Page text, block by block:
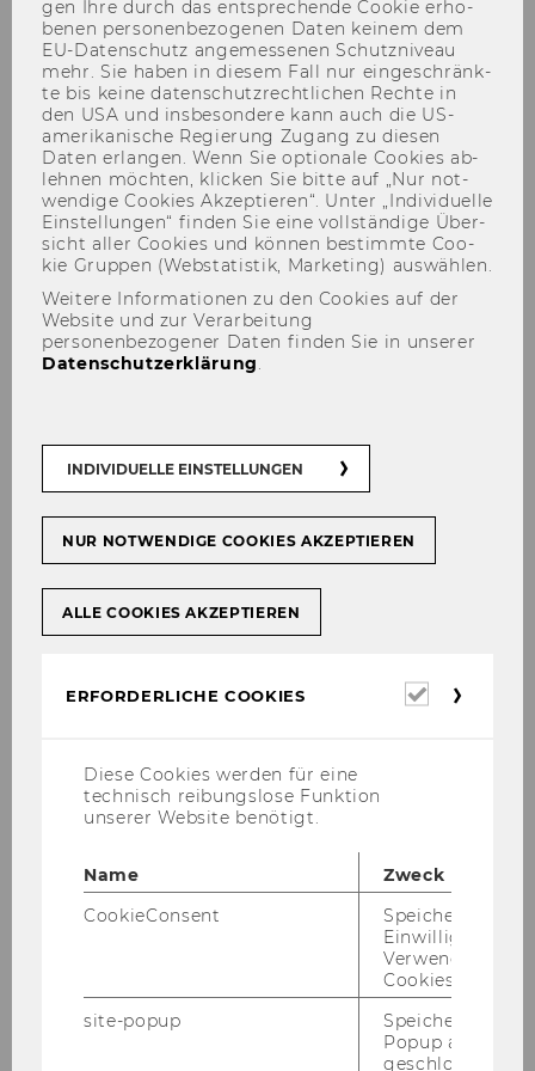
Wegbeschreibung
Süd-Ost, Rich­tung Trab­renn­stra­ße.
gen Ihre durch das ent­spre­chen­de Coo­kie er­ho­
be­nen per­so­nen­be­zo­ge­nen Daten kei­nem dem
EU-​Datenschutz an­ge­mes­se­nen Schutz­ni­veau
mehr. Sie haben in die­sem Fall nur ein­ge­schränk­
te bis keine da­ten­schutz­recht­li­chen Rech­te in
den USA und ins­be­son­de­re kann auch die US-​
amerikanische Re­gie­rung Zu­gang zu die­sen
Daten er­lan­gen. Wenn Sie op­tio­na­le Coo­kies ab­
leh­nen möch­ten, kli­cken Sie bitte auf „Nur not­
wen­di­ge Coo­kies Ak­zep­tie­ren“. Unter „In­di­vi­du­el­le
Ein­stel­lun­gen“ fin­den Sie eine voll­stän­di­ge Über­
sicht aller Coo­kies und kön­nen be­stimm­te Coo­
kie Grup­pen (Web­sta­tis­tik, Mar­ke­ting) aus­wäh­len.
Weitere Informationen zu den Cookies auf der
Website und zur Verarbeitung
personenbezogener Daten finden Sie in unserer
Datenschutzerklärung
INDIVIDUELLE EINSTELLUNGEN
NUR NOTWENDIGE COOKIES AKZEPTIEREN
ALLE COOKIES AKZEPTIEREN
ERFORDERLICHE COOKIES
Diese Cookies werden für eine
technisch reibungslose Funktion
unserer Website benötigt.
Name
Zweck
CookieConsent
Speichert Ihre
Einwilligung zur
Verwendung von
Cookies.
site-popup
Speichert ob ein
Popup
geschlossen